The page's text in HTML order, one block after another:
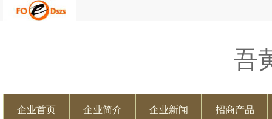
吾
企业首页 企业简介 企业新闻 招商产品